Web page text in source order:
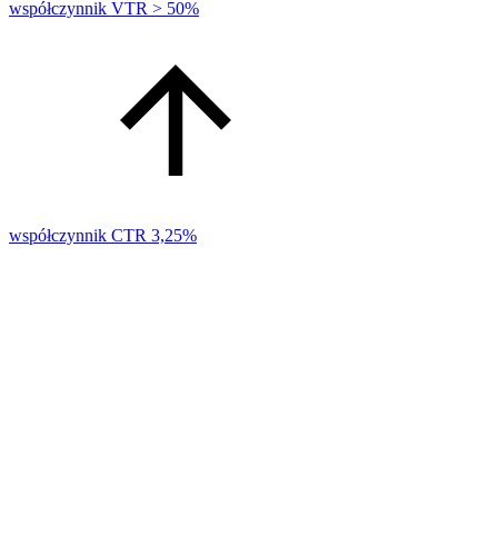
współczynnik VTR > 50%
współczynnik CTR 3,25%